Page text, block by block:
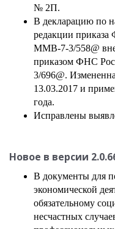
№ 2П.
В декларацию по
редакции
ММВ-7-3/558@
приказом ФНС
3/696@.
13.03.2017 и
года.
Исправлены
Новое в версии
В документы для
экономической
обязательному
несчастных